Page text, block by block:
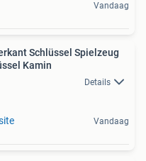
Vandaag
Schlüssel Spielzeug
Kamin
Details
Vandaag